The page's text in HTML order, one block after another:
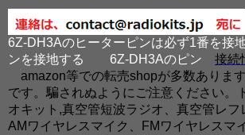
6Z-DH3Aのヒーターピンは必ず1番を接
ンを接地する
6Z-DH3Aのピン 接続
amazon等での転売shopが多数ありま
です。騙されぬようにご注意ください。
オキット,真空管短波ラジオ、真空管レフ
AMワイヤレスマイク、FMワイヤレスマ